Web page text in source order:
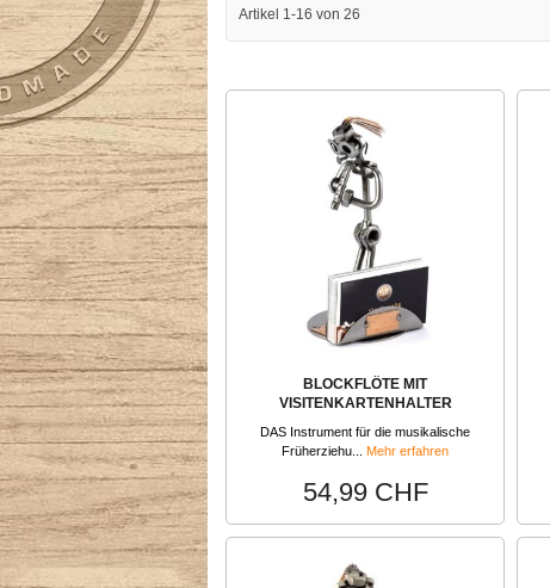
Artikel 1-16 von 26
BLOCKFLÖTE MIT
VISITENKARTENHALTER
DAS Instrument für die musikalische
Früherziehu... Mehr erfahren
54,99 CHF